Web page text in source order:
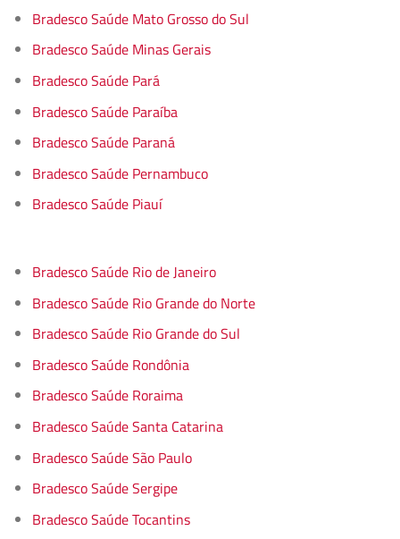
Bradesco Saúde Mato Grosso do Sul
Bradesco Saúde Minas Gerais
Bradesco Saúde Pará
Bradesco Saúde Paraíba
Bradesco Saúde Paraná
Bradesco Saúde Pernambuco
Bradesco Saúde Piauí
Bradesco Saúde Rio de Janeiro
Bradesco Saúde Rio Grande do Norte
Bradesco Saúde Rio Grande do Sul
Bradesco Saúde Rondônia
Bradesco Saúde Roraima
Bradesco Saúde Santa Catarina
Bradesco Saúde São Paulo
Bradesco Saúde Sergipe
Bradesco Saúde Tocantins